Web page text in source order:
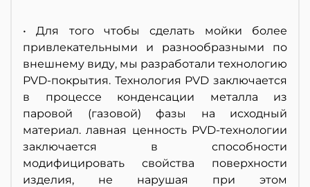
• Для того чтобы сделать мойки более
привлекательными и разнообразными по
внешнему виду, мы разработали технологию
PVD-покрытия. Технология PVD заключается
в процессе конденсации металла из
паровой (газовой) фазы на исходный
материал. лавная ценность PVD-технологии
заключается в способности
модифицировать свойства поверхности
изделия, не нарушая при этом